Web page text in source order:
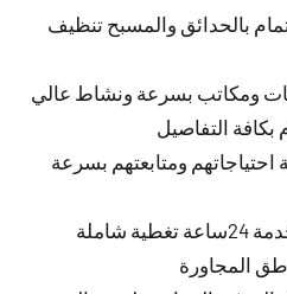
بالحدائق والمسبح تنظيف
ومكاتب بسرعة ونشاط عالي
بكافة التفاصيل
احتياجاتهم ومتابعتهم بسرعة
كما نوفر تنظيف منازل خدمة 24ساعة تغطية شاملة
المجاورة